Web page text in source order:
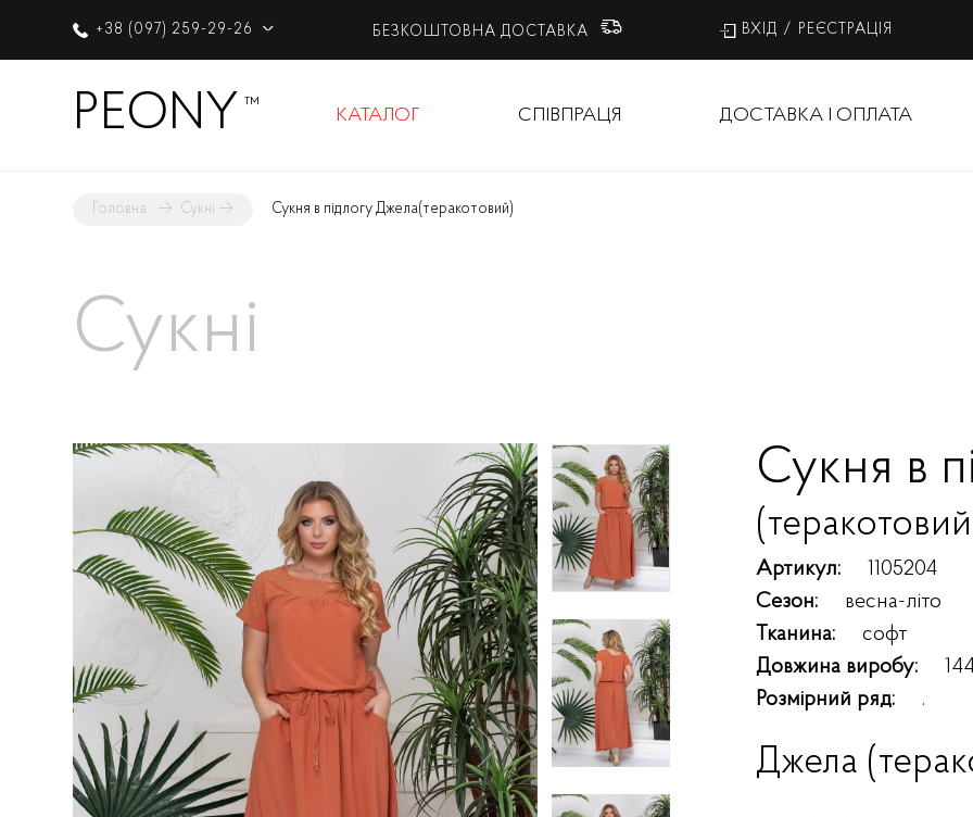
+38 (097) 259-29-26 БЕЗКОШТОВНА ДОСТАВКА ВХІД / РЕЄСТРАЦІЯ
PEONY ™ КАТАЛОГ СПІВПРАЦЯ ДОСТАВКА І ОПЛАТА
Головна → Сукні → Сукня в підлогу Джела(теракотовий)
Сукні
Сукня в
Артикул:
1105204
Сезон:
весна-літо
Тканина:
софт
Довжина виробу:
Розмірний ряд:
.
Джела